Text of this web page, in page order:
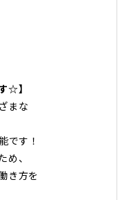
☆】
まな
です！
、
き方を